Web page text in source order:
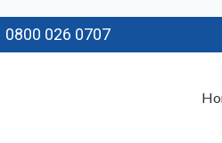
0800 026 0707